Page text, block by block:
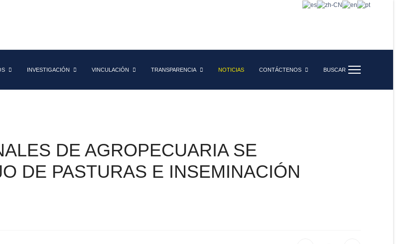
INVESTIGACIÓN VINCULACIÓN TRANSPARENCIA NOTICIAS CONTÁCTENOS BUSCAR
DE AGROPECUARIA SE
DE PASTURAS E INSEMINACIÓN